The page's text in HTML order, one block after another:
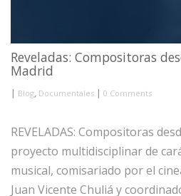
Reveladas: Compositoras
Madrid
| Blog, Documentales | 0 Comments
REVELADAS: Compositoras
proyecto multidisciplinar de
musical, comisariado por el
Juan Vicente Chuliá y